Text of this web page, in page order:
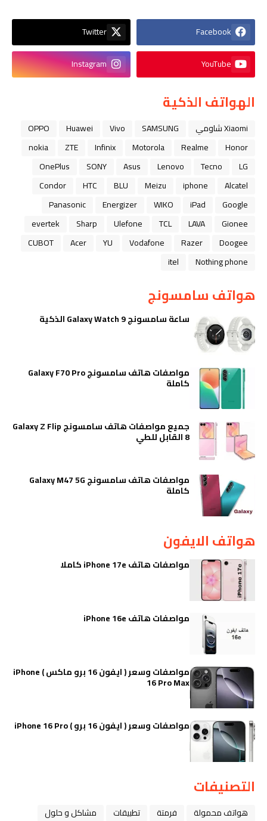
Facebook
Twitter
YouTube
Instagram
الهواتف الذكية
Xiaomi شاومي SAMSUNG
Vivo
Huawei
OPPO
Honor
Realme
Motorola
Infinix
ZTE
nokia
LG
Tecno
Lenovo
Asus
SONY
OnePlus
Alcatel
iphone
Meizu
BLU
HTC
Condor
Google
iPad
WIKO
Energizer
Panasonic
Gionee
LAVA
TCL
Ulefone
Sharp
evertek
Doogee
Razer
Vodafone
YU
Acer
CUBOT
Nothing phone
itel
هواتف سامسونج
ساعة سامسونج Galaxy Watch 9 الذكية
مواصفات هاتف سامسونج Galaxy F70 Pro
كاملة
جميع مواصفات هاتف سامسونج Galaxy Z Flip
8 القابل للطي
مواصفات هاتف سامسونج Galaxy M47 5G
كاملة
هواتف الايفون
مواصفات هاتف iPhone 17e كاملا
مواصفات هاتف iPhone 16e
مواصفات وسعر ( ايفون 16 برو ماكس ) iPhone
16 Pro Max
مواصفات وسعر ( ايفون 16 برو ) iPhone 16 Pro
التصنيفات
هواتف محمولة فرمتة تطبيقات
مشاكل و حلول